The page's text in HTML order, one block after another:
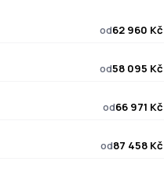
od62 960 Kč
od58 095 Kč
od66 971 Kč
od87 458 Kč